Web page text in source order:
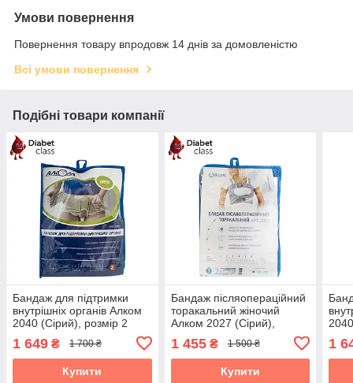
Умови повернення
Повернення товару впродовж 14 днів за домовленістю
Всі умови повернення
Подібні товари компанії
Бандаж для підтримки
внутрішніх органів Алком
2040 (Сірий), розмір 2
1 649 ₴ 1 700 ₴
Купити
Бандаж післяопераційний
торакальний жіночий
Алком 2027 (Сірий),
1 455₴ 1 500 ₴
Купити
1